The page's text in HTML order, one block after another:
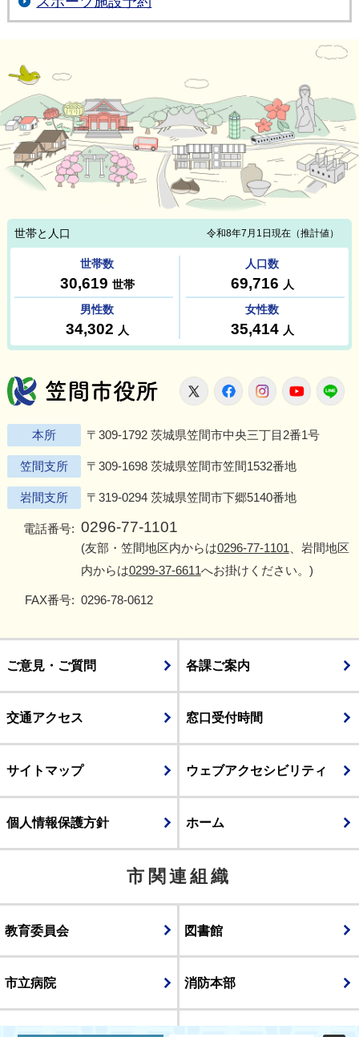
笠間市役所
X FacebookInstagram
本所 〒309-1792 茨城県笠間市中央三丁目2番1号
笠間支所 〒309-1698 茨城県笠間市笠間1532番地
岩間支所 〒319-0294 茨城県笠間市下郷5140番地
電話番号: 0296-77-1101
(友部・笠間地区内からは0296-77-1101 、岩間地区
内からは0299-37-6611へお掛けください。)
FAX番号: 0296-78-0612
ご意見・ご質問 各課ご案内
交通アクセス 窓口受付時間
サイトマップ ウェブアクセシビリティ
個人情報保護方針 ホーム
市関連組織
教育委員会 図書館
市立病院 消防本部